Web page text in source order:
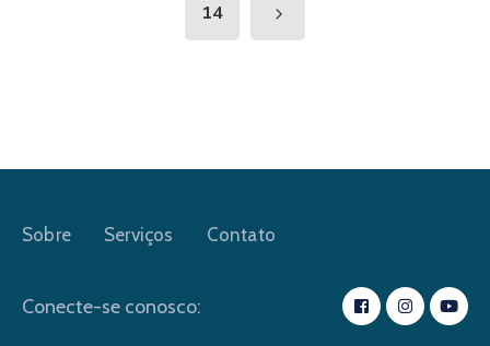
14
Sobre Serviços Contato
Conecte-se conosco: